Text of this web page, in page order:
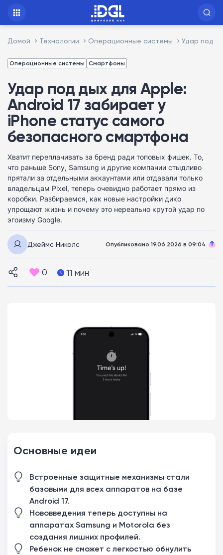
Домой Технологии Операционные системы Удар под
Операционные системы Смартфоны
Удар под дых для Apple:
Android 17 забирает у
iPhone статус самого
безопасного смартфона
Хватит переплачивать за бренд ради топовых фишек. То,
что раньше Sony, Samsung и другие компании стыдливо
прятали за отдельными аккаунтами или отдавали только
владельцам Pixel, теперь очевидно работает прямо из
коробки. Разбираемся, как новые настройки дико
упрощают жизнь и почему это нереально крутой удар по
эгоизму Google.
Джеймс Николс Опубликовано 19.06.2026 в 09:04
0 11 мин
Основные идеи
Встроенные защитные механизмы стали
базовыми для всех аппаратов на базе
Android 17.
Нововведения теперь доступны на
аппаратах Samsung и Motorola без
создания лишних профилей.
Ребенок не сможет с легкостью обнулить